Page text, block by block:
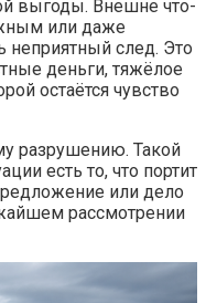
выгоды. Внешне что-
или даже
неприятный след. Это
деньги, тяжёлое
остаётся чувство
разрушению. Такой
есть то, что портит
или дело
рассмотрении